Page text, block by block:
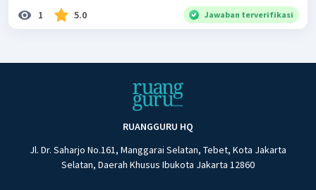
1 5.0 Jawaban terverifikasi
RUANGGURU HQ
Jl. Dr. Saharjo No.161, Manggarai Selatan, Tebet, Kota Jakarta
Selatan, Daerah Khusus Ibukota Jakarta 12860